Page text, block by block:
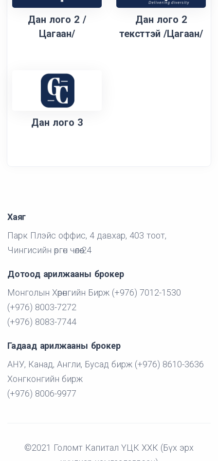
Дан лого 2 /
Цагаан/
Дан лого 2
тексттэй /Цагаан/
Дан лого 3
Хаяг
Парк Плэйс оффис, 4 давхар, 403 тоот,
Чингисийн өргөн чөлөө-24
Дотоод арилжааны брокер
Монголын Хөрөнгийн Бирж (+976) 7012-1530
(+976) 8003-7272
(+976) 8083-7744
Гадаад арилжааны брокер
АНУ, Канад, Англи, Бусад бирж (+976) 8610-3636
Хонгконгийн бирж
(+976) 8006-9977
©2021 Голомт Капитал ҮЦК ХХК (Бүх эрх